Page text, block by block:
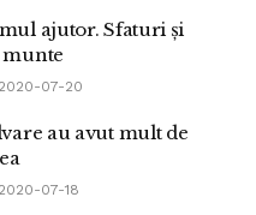
ajutor. Sfaturi și
07-20
au avut mult de
07-18